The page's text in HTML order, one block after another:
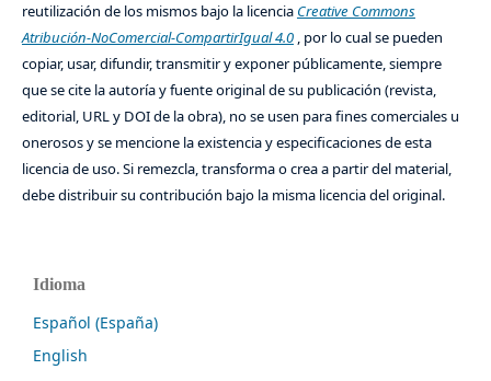
reutilización de los mismos bajo la licencia Creative Commons
Atribución-NoComercial-CompartirIgual 4.0, por lo cual se pueden
copiar, usar, difundir, transmitir y exponer públicamente, siempre
que se cite la autoría y fuente original de su publicación (revista,
editorial, URL y DOI de la obra), no se usen para fines comerciales u
onerosos y se mencione la existencia y especificaciones de esta
licencia de uso. Si remezcla, transforma o crea a partir del material,
debe distribuir su contribución bajo la misma licencia del original.
Idioma
Español (España)
English